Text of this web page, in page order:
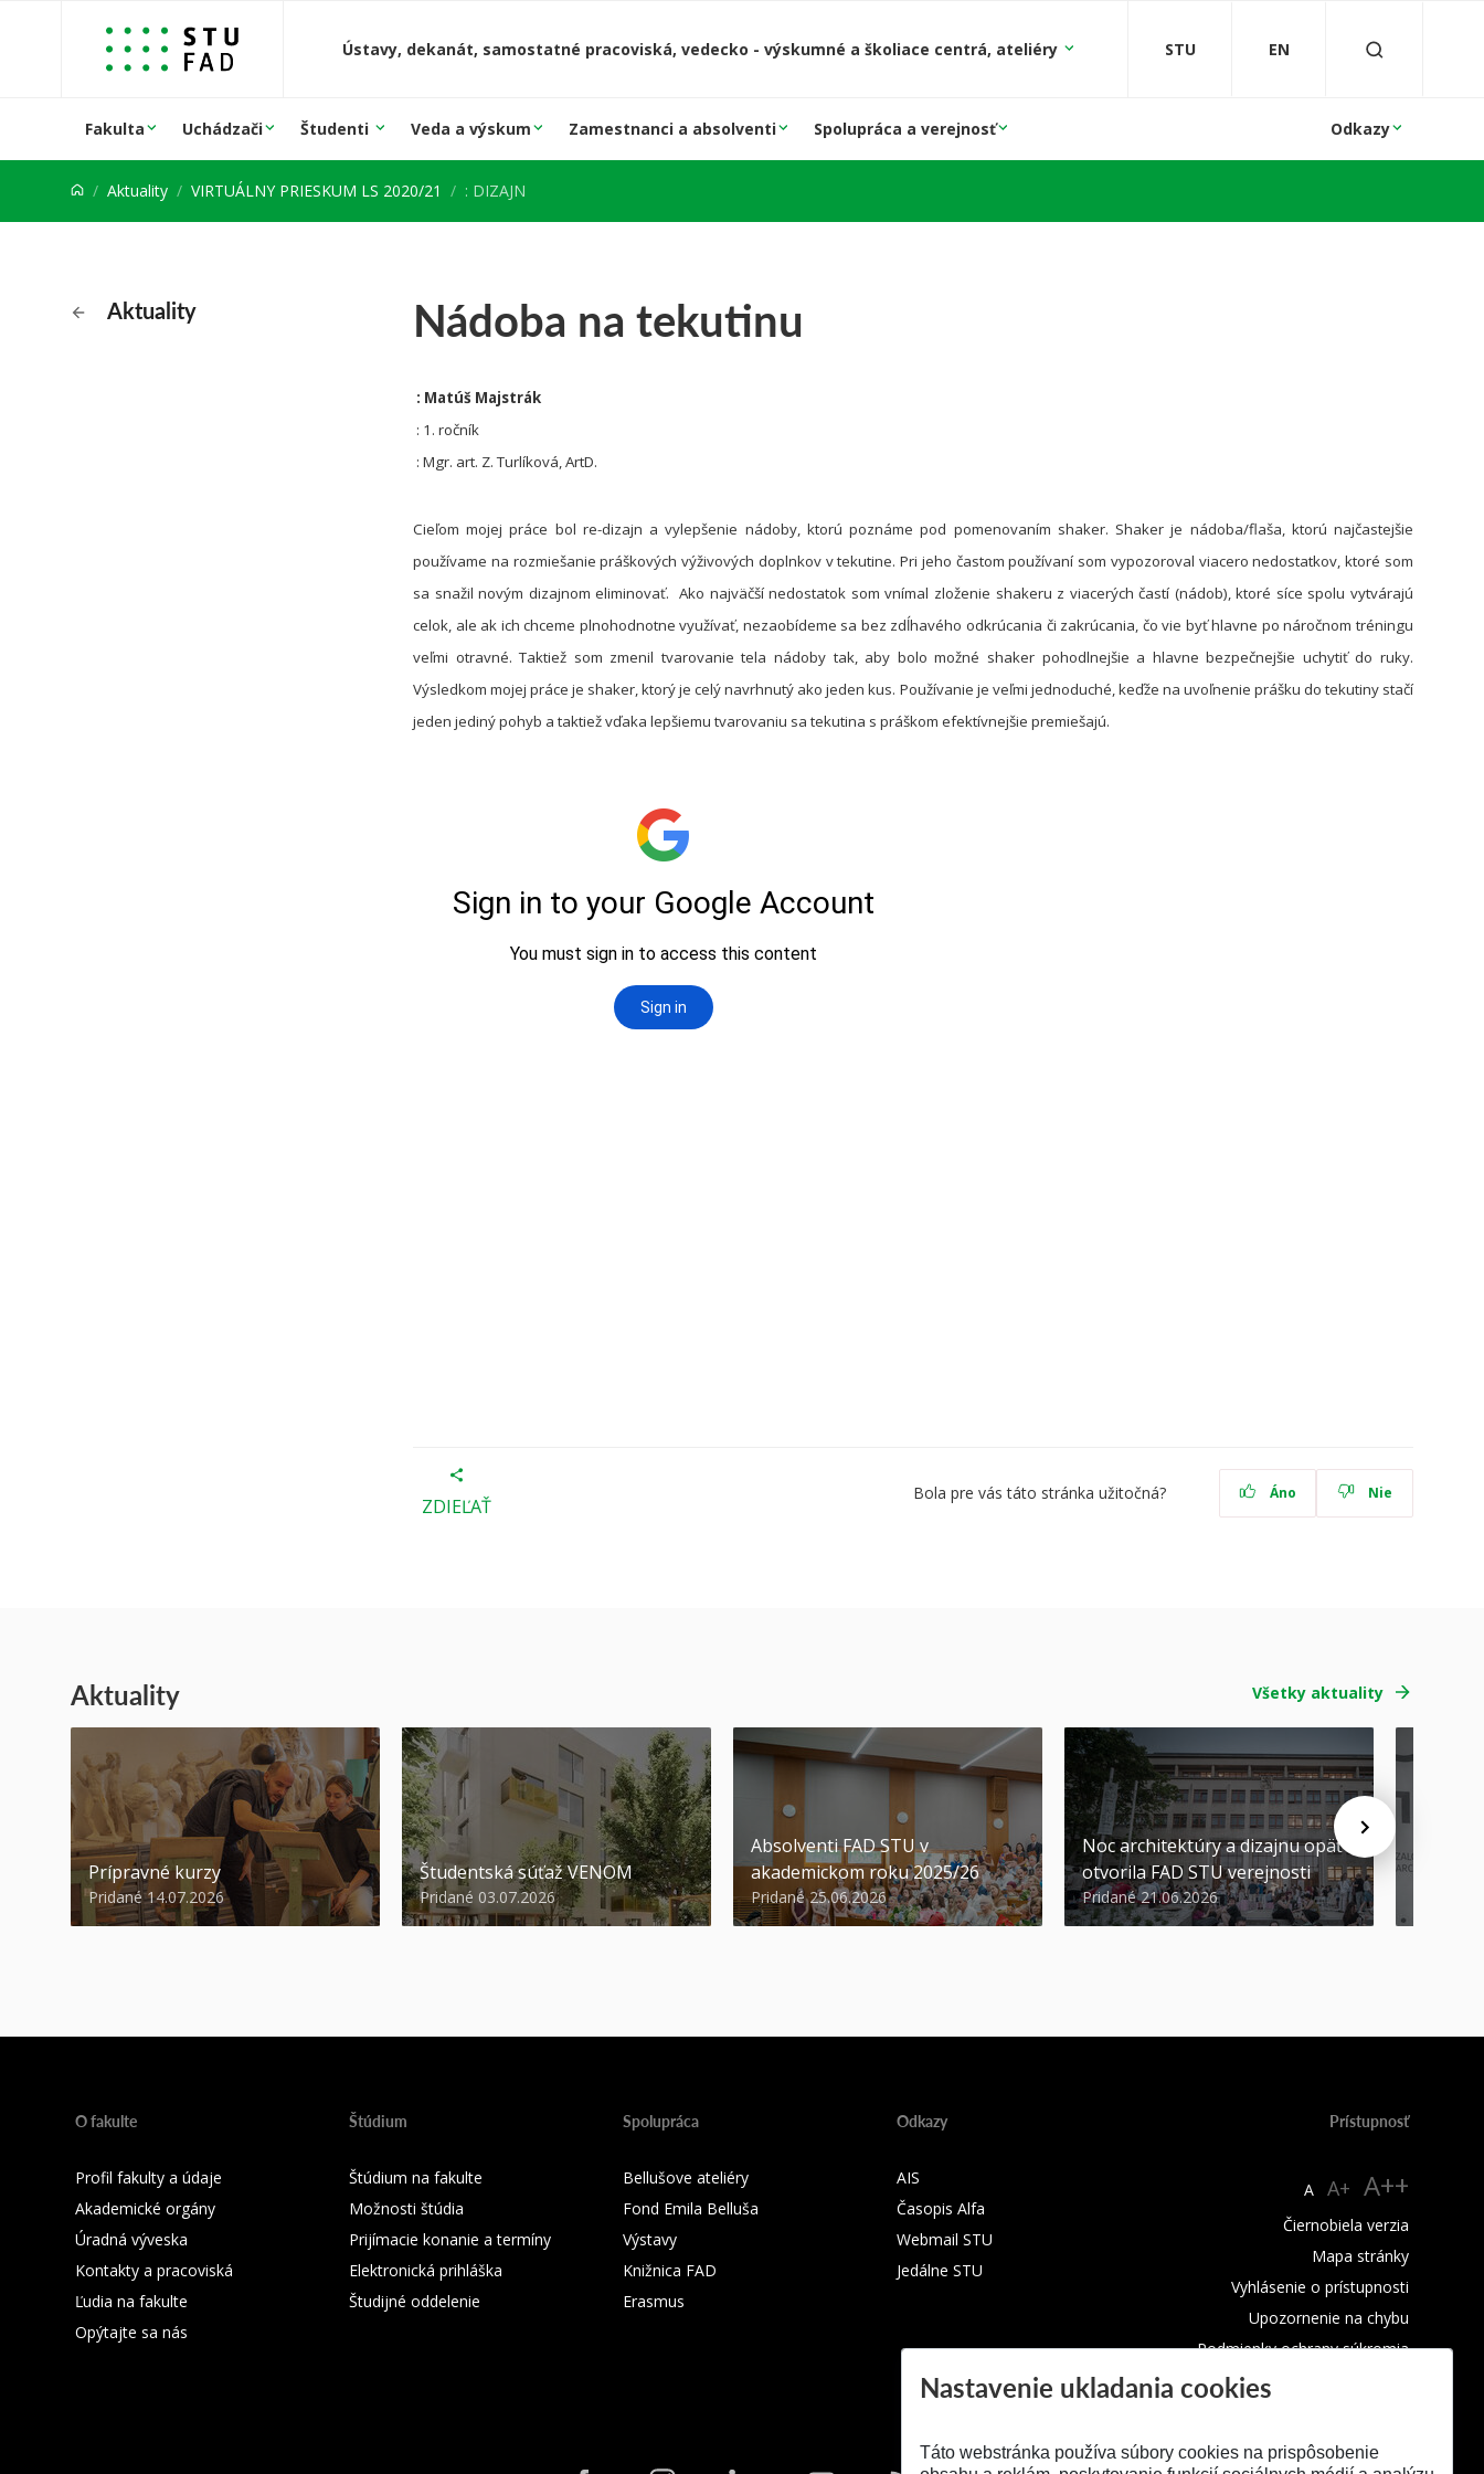
Prejsť na obsah
Ústavy, dekanát, samostatné pracoviská, vedecko - výskumné a školiace centrá, ateliéry STU EN
Fakulta Uchádzači Študenti Veda a výskum Zamestnanci a absolventi Spolupráca a verejnosť Odkazy
Aktuality VIRTUÁLNY PRIESKUM LS 2020/21 : DIZAJN
Aktuality Nádoba na tekutinu
: Matúš Majstrák
: 1. ročník
: Mgr. art. Z. Turlíková, ArtD.
Cieľom mojej práce bol re-dizajn a vylepšenie nádoby, ktorú poznáme pod pomenovaním shaker. Shaker je nádoba/flaša, ktorú najčastejšie
používame na rozmiešanie práškových výživových doplnkov v tekutine. Pri jeho častom používaní som vypozoroval viacero nedostatkov, ktoré som
sa snažil novým dizajnom eliminovať. Ako najväčší nedostatok som vnímal zloženie shakeru z viacerých častí (nádob), ktoré síce spolu vytvárajú
celok, ale ak ich chceme plnohodnotne využívať, nezaobídeme sa bez zdĺhavého odkrúcania či zakrúcania, čo vie byť hlavne po náročnom tréningu
veľmi otravné. Taktiež som zmenil tvarovanie tela nádoby tak, aby bolo možné shaker pohodlnejšie a hlavne bezpečnejšie uchytiť do ruky.
Výsledkom mojej práce je shaker, ktorý je celý navrhnutý ako jeden kus. Používanie je veľmi jednoduché, keďže na uvoľnenie prášku do tekutiny stačí
jeden jediný pohyb a taktiež vďaka lepšiemu tvarovaniu sa tekutina s práškom efektívnejšie premiešajú.
ZDIEĽAŤ
Bola pre vás táto stránka užitočná? Áno Nie
Aktuality Všetky aktuality
Prípravné kurzy
Pridané 14.07.2026
Študentská súťaž VENOM
Pridané 03.07.2026
Absolventi FAD STU v
akademickom roku 2025/26
Pridané 25.06.2026
Noc architektúry a dizajnu opäť
otvorila FAD STU verejnosti
Pridané 21.06.2026
O fakulte
Profil fakulty a údaje
Akademické orgány
Úradná výveska
Kontakty a pracoviská
Ľudia na fakulte
Opýtajte sa nás
Štúdium
Štúdium na fakulte
Možnosti štúdia
Prijímacie konanie a termíny
Elektronická prihláška
Študijné oddelenie
Spolupráca
Bellušove ateliéry
Fond Emila Belluša
Výstavy
Knižnica FAD
Erasmus
Odkazy
AIS
Časopis Alfa
Webmail STU
Jedálne STU
Prístupnosť
A A+ A++
Čiernobiela verzia
Mapa stránky
Vyhlásenie o prístupnosti
Upozornenie na chybu
Podmienky ochrany súkromia
Nastavenie ukladania cookies
Táto webstránka používa súbory cookies na prispôsobenie